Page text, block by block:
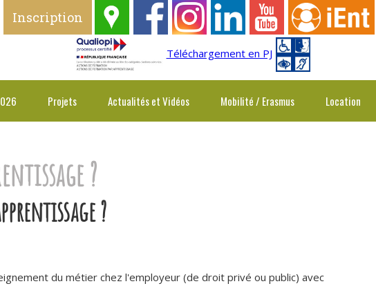
Inscription
Téléchargement en PJ
Projets Actualités et Vidéos Mobilité / Erasmus Location
?
?
du métier chez l'employeur (de droit privé ou public) avec